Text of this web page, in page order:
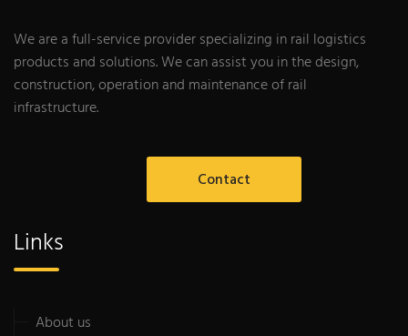
We are a full-service provider specializing in rail logistics
products and solutions. We can assist you in the design,
construction, operation and maintenance of rail
infrastructure.
Contact
Links
About us